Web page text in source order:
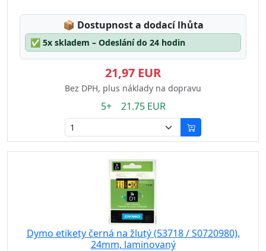
📦 Lagerstatus:
Dostupnost a dodací lhůta
✅ 5x skladem – Odeslání do 24 hodin
21,97 EUR
Bez DPH, plus náklady na dopravu
5+ 21.75 EUR
Dymo etikety černá na žlutý (53718 / S0720980),
24mm, laminovaný